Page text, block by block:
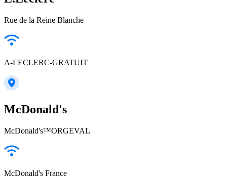
Rue de la Reine Blanche
A-LECLERC-GRATUIT
McDonald's
McDonald's™ORGEVAL
McDonald's France